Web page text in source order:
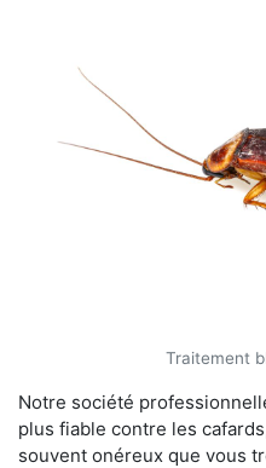
Traitement
Notre société
plus fiable contre les
souvent onéreux que vous